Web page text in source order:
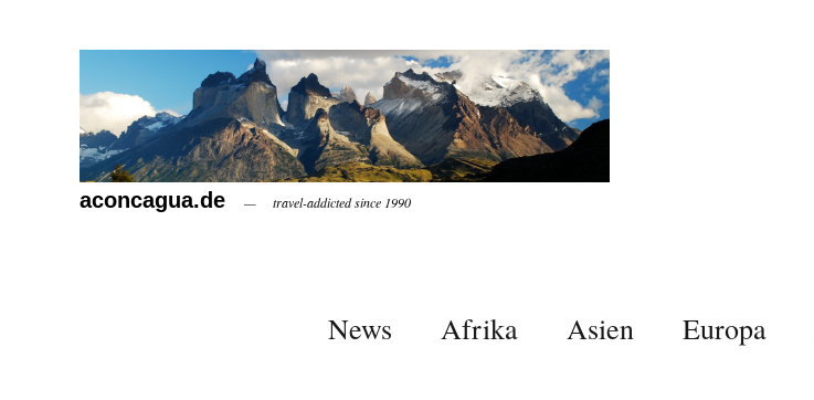
aconcagua.de travel-addicted since 1990
News Afrika Asien Europa